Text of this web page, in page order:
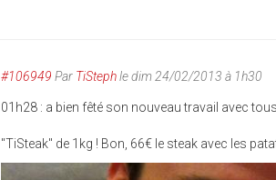
#106949 Par TiStephle dim 24/02/2013 à 1h30
01h28 : a bien fêté son nouveau travail avec
"TiSteak" de 1kg ! Bon, 66€ le steak avec les